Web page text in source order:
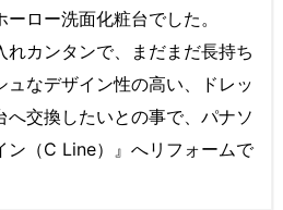
ロー洗面化粧台でした。
カンタンで、まだまだ長持ち
ュなデザイン性の高い、ドレッ
交換したいとの事で、パナソ
ン（C Line）』へリフォームで